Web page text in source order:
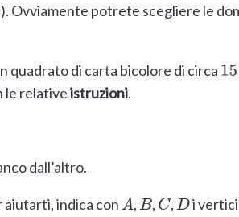
Ovviamente potrete scegliere le
quadrato di carta bicolore di circa 15
le relativeistruzioni.
dall’altro.
aiutarti, indica conA, B , C,Di vertici